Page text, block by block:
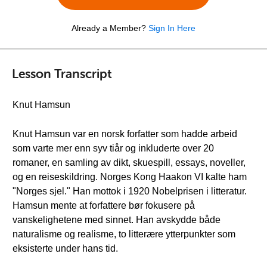
Already a Member? Sign In Here
Lesson Transcript
Knut Hamsun
Knut Hamsun var en norsk forfatter som hadde arbeid
som varte mer enn syv tiår og inkluderte over 20
romaner, en samling av dikt, skuespill, essays, noveller,
og en reiseskildring. Norges Kong Haakon VI kalte ham
"Norges sjel." Han mottok i 1920 Nobelprisen i litteratur.
Hamsun mente at forfattere bør fokusere på
vanskelighetene med sinnet. Han avskydde både
naturalisme og realisme, to litterære ytterpunkter som
eksisterte under hans tid.